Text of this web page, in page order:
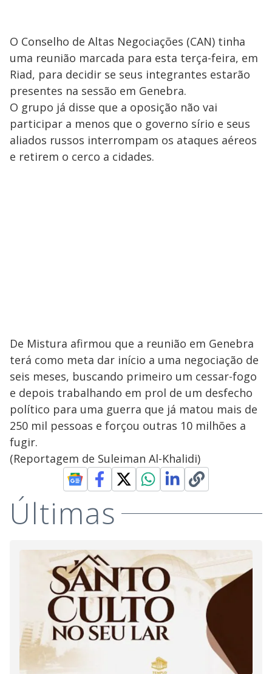
O Conselho de Altas Negociações (CAN) tinha
uma reunião marcada para esta terça-feira, em
Riad, para decidir se seus integrantes estarão
presentes na sessão em Genebra.
O grupo já disse que a oposição não vai
participar a menos que o governo sírio e seus
aliados russos interrompam os ataques aéreos
e retirem o cerco a cidades.
De Mistura afirmou que a reunião em Genebra
terá como meta dar início a uma negociação de
seis meses, buscando primeiro um cessar-fogo
e depois trabalhando em prol de um desfecho
político para uma guerra que já matou mais de
250 mil pessoas e forçou outras 10 milhões a
fugir.
(Reportagem de Suleiman Al-Khalidi)
Últimas